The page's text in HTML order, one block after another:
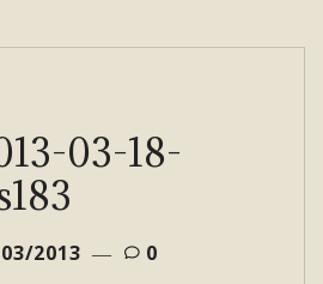
03-18-
2013 0